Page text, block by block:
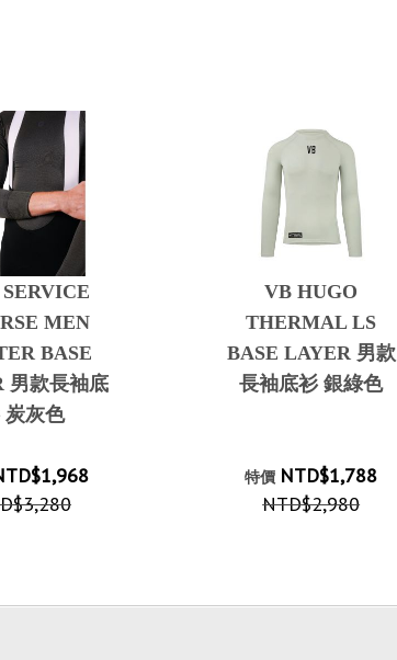
MEN
BASE
男款長袖底
炭灰色
VB HUGO
THERMAL LS
BASE LAYER 男款
長袖底衫 銀綠色
特價 NTD$1,788
NTD$2,980